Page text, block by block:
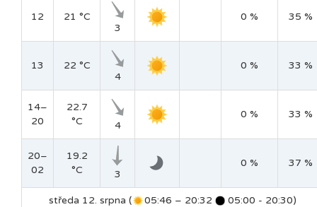
12
21 °C
3
0 % 35 %
13
22 °C
4
0 % 33 %
14–
20
22.7
°C
4
0 % 33 %
20–
02
19.2
°C
3
0 % 37 %
středa 12. srpna ( 05:46 – 20:32 05:00 - 20:30)